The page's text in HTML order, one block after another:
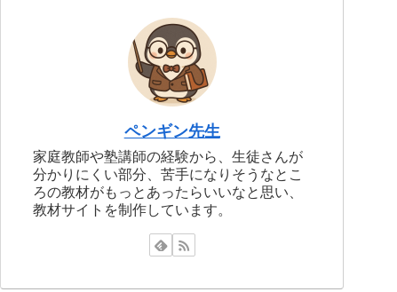
ペンギン先生
家庭教師や塾講師の経験から、生徒さんが
分かりにくい部分、苦手になりそうなとこ
ろの教材がもっとあったらいいなと思い、
教材サイトを制作しています。